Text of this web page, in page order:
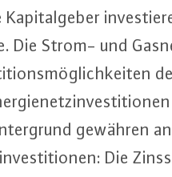
Ka­pi­tal­ge­ber
Die Strom- und
gewähren
Die